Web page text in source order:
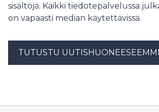
sisältöjä. Kaikki tiedotepalvelussa
on vapaasti median käytettävissä.
TUTUSTU